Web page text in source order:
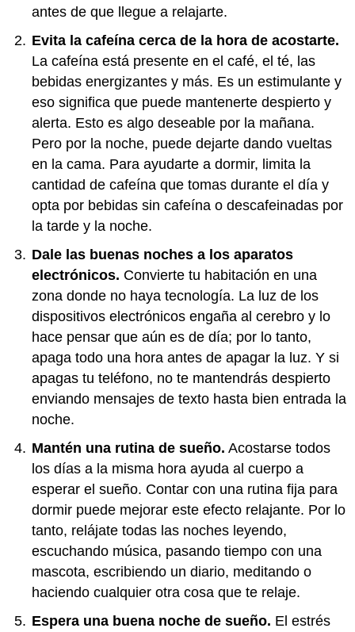
antes de que llegue a relajarte.
Evita la cafeína cerca de la hora de acostarte.
La cafeína está presente en el café, el té, las
bebidas energizantes y más. Es un estimulante y
eso significa que puede mantenerte despierto y
alerta. Esto es algo deseable por la mañana.
Pero por la noche, puede dejarte dando vueltas
en la cama. Para ayudarte a dormir, limita la
cantidad de cafeína que tomas durante el día y
opta por bebidas sin cafeína o descafeinadas por
la tarde y la noche.
Dale las buenas noches a los aparatos
electrónicos. Convierte tu habitación en una
zona donde no haya tecnología. La luz de los
dispositivos electrónicos engaña al cerebro y lo
hace pensar que aún es de día; por lo tanto,
apaga todo una hora antes de apagar la luz. Y si
apagas tu teléfono, no te mantendrás despierto
enviando mensajes de texto hasta bien entrada la
noche.
Mantén una rutina de sueño. Acostarse todos
los días a la misma hora ayuda al cuerpo a
esperar el sueño. Contar con una rutina fija para
dormir puede mejorar este efecto relajante. Por lo
tanto, relájate todas las noches leyendo,
escuchando música, pasando tiempo con una
mascota, escribiendo un diario, meditando o
haciendo cualquier otra cosa que te relaje.
Espera una buena noche de sueño. El estrés